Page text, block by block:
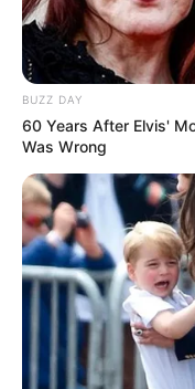
BUZZ DAY
60 Years After Elvis'
Was Wrong